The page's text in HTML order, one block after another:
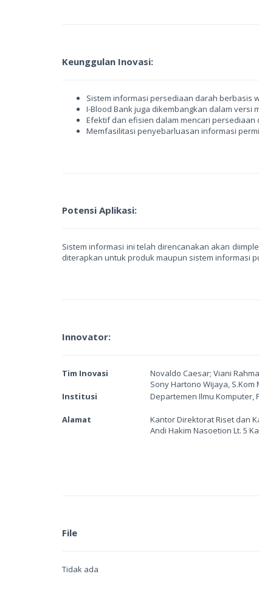
Keunggulan Inovasi:
Sistem informasi persediaan darah berbasis
I-Blood Bank juga dikembangkan dalam
Efektif dan efisien dalam mencari persediaan
Memfasilitasi penyebarluasan informasi
Potensi Aplikasi:
Sistem informasi ini telah direncanakan akan
diterapkan untuk produk maupun sistem informasi
Innovator:
Tim Inovasi
Novaldo Caesar; Viani
Sony Hartono Wijaya, S.Kom
Institusi
Departemen Ilmu Komputer,
Alamat
Kantor Direktorat Riset dan
Andi Hakim Nasoetion Lt. 5
File
Tidak ada